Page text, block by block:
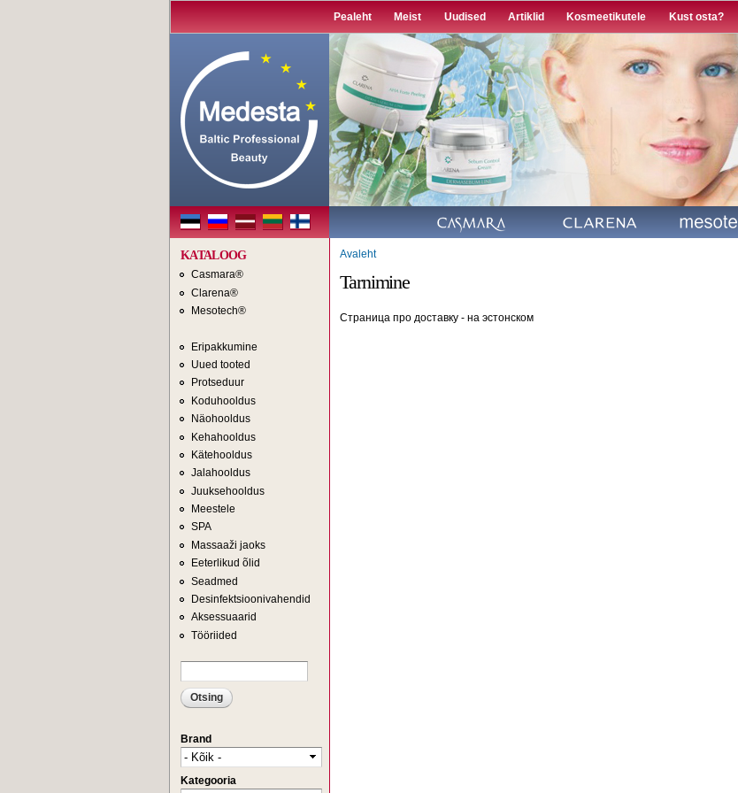
põhisisu
juurde
Pealeht Meist Uudised Artiklid Kosmeetikutele Kust osta?
KATALOOG
Casmara®
Clarena®
Mesotech®
Eripakkumine
Uued tooted
Protseduur
Koduhooldus
Näohooldus
Kehahooldus
Kätehooldus
Jalahooldus
Juuksehooldus
Meestele
SPA
Massaaži jaoks
Eeterlikud õlid
Seadmed
Desinfektsioonivahendid
Aksessuaarid
Tööriided
Brand
Kategooria
Avaleht
Tarnimine
Страница про доставку - на эстонском